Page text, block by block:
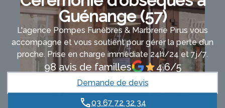
Guénange (57)
L'agence Pompes Funèbres & Marbrerie Pirus vous
accompagne et vous soutient pour gérer la perte d’un
proche. Prise en charge immédiate 24h/24 et 7j/7.
98 avis de familles 4.6/5
Demande de devis
03 67 72 32 34